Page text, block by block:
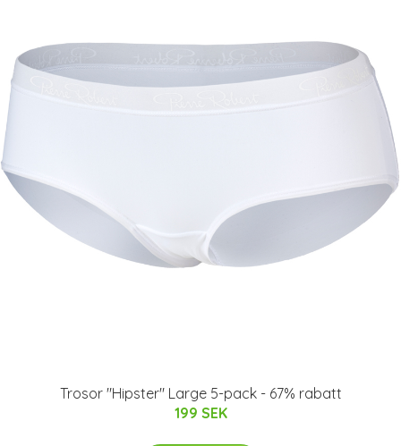
Trosor "Hipster" Large 5-pack - 67% rabatt
199 SEK